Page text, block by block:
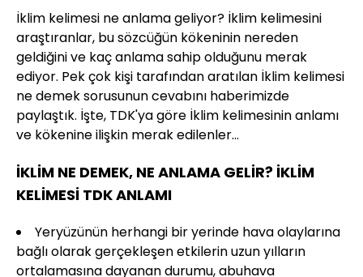
İklim kelimesi ne anlama geliyor? İklim kelimesini
araştıranlar, bu sözcüğün kökeninin nereden
geldiğini ve kaç anlama sahip olduğunu merak
ediyor. Pek çok kişi tarafından aratılan İklim kelimesi
ne demek sorusunun cevabını haberimizde
paylaştık. İşte, TDK'ya göre İklim kelimesinin anlamı
ve kökenine ilişkin merak edilenler...
İKLİM NE DEMEK, NE ANLAMA GELİR? İKLİM
KELİMESİ TDK ANLAMI
Yeryüzünün herhangi bir yerinde hava olaylarına
bağlı olarak gerçekleşen etkilerin uzun yılların
ortalamasına dayanan durumu, abuhava